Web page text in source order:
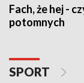
Fach, że hej -
potomnych
SPORT